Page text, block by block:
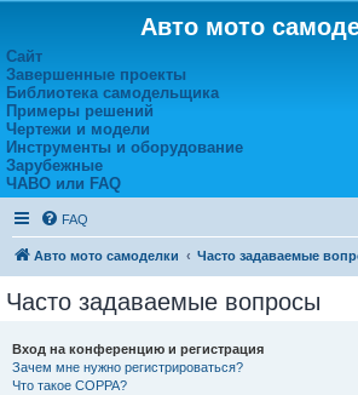
Авто мото
Сайт
Завершенные проекты
Библиотека самодельщика
Примеры решений
Чертежи и модели
Инструменты и оборудование
Зарубежные
ЧАВО или FAQ
FAQ
Авто мото самоделки Часто задаваемые
Часто задаваемые вопросы
Вход на конференцию и регистрация
Зачем мне нужно регистрироваться?
Что такое COPPA?